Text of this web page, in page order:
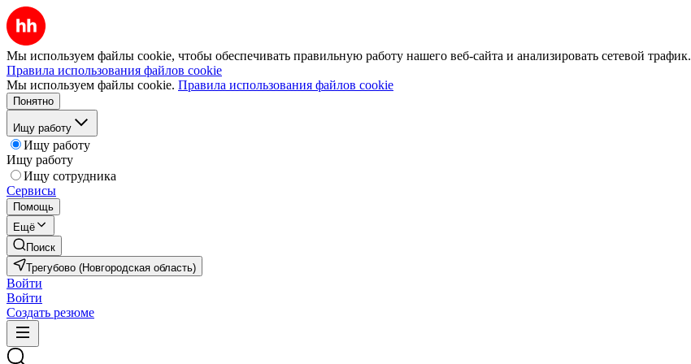
Мы используем файлы cookie, чтобы обеспечивать правильную работу нашего веб-сайта и анализировать сетевой трафик.
Правила использования файлов cookie
Мы используем файлы cookie. Правила использования файлов cookie
Понятно
Ищу работу
Ищу работу
Ищу работу
Ищу сотрудника
Сервисы
Помощь
Ещё
Поиск
Трегубово (Новгородская область)
Войти
Войти
Создать резюме